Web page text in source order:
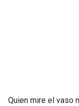
Quien mire el vaso